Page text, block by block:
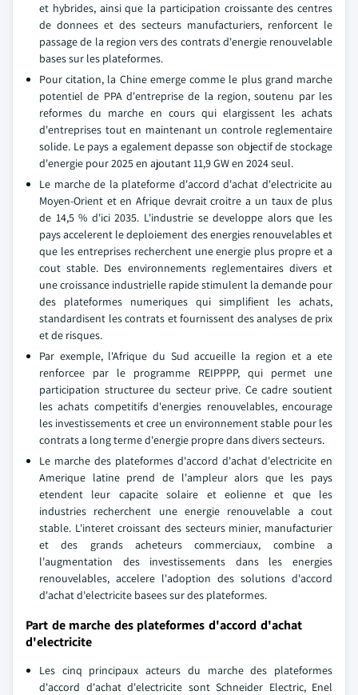
et hybrides, ainsi que la participation croissante des centres
de donnees et des secteurs manufacturiers, renforcent le
passage de la region vers des contrats d'energie renouvelable
bases sur les plateformes.
Pour citation, la Chine emerge comme le plus grand marche
potentiel de PPA d'entreprise de la region, soutenu par les
reformes du marche en cours qui elargissent les achats
d'entreprises tout en maintenant un controle reglementaire
solide. Le pays a egalement depasse son objectif de stockage
d'energie pour 2025 en ajoutant 11,9 GW en 2024 seul.
Le marche de la plateforme d'accord d'achat d'electricite au
Moyen-Orient et en Afrique devrait croitre a un taux de plus
de 14,5 % d'ici 2035. L'industrie se developpe alors que les
pays accelerent le deploiement des energies renouvelables et
que les entreprises recherchent une energie plus propre et a
cout stable. Des environnements reglementaires divers et
une croissance industrielle rapide stimulent la demande pour
des plateformes numeriques qui simplifient les achats,
standardisent les contrats et fournissent des analyses de prix
et de risques.
Par exemple, l'Afrique du Sud accueille la region et a ete
renforcee par le programme REIPPPP, qui permet une
participation structuree du secteur prive. Ce cadre soutient
les achats competitifs d'energies renouvelables, encourage
les investissements et cree un environnement stable pour les
contrats a long terme d'energie propre dans divers secteurs.
Le marche des plateformes d'accord d'achat d'electricite en
Amerique latine prend de l'ampleur alors que les pays
etendent leur capacite solaire et eolienne et que les
industries recherchent une energie renouvelable a cout
stable. L'interet croissant des secteurs minier, manufacturier
et des grands acheteurs commerciaux, combine a
l'augmentation des investissements dans les energies
renouvelables, accelere l'adoption des solutions d'accord
d'achat d'electricite basees sur des plateformes.
Part de marche des plateformes d'accord d'achat
d'electricite
Les cinq principaux acteurs du marche des plateformes
d'accord d'achat d'electricite sont Schneider Electric, Enel